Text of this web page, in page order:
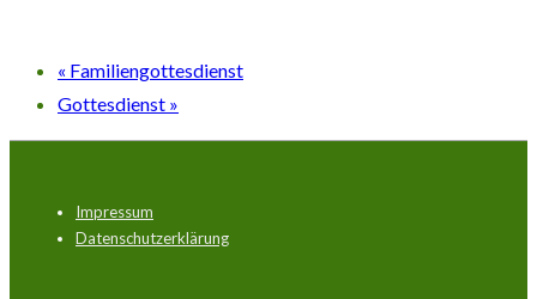
« Familiengottesdienst
Gottesdienst »
Footer-
Menü
Impressum
Datenschutzerklärung